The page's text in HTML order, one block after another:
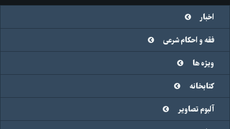
اخبار
فقه و احکام شرعی
ویژه ها
کتابخانه
آلبوم تصاویر